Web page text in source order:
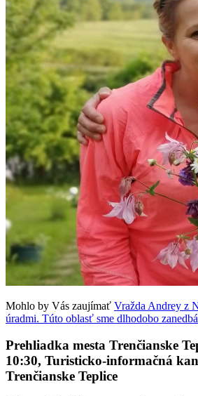
Mohlo by Vás zaujímať Vražda Andrey z
úradmi. Túto oblasť sme dlhodobo
Prehliadka mesta Trenčianske
10:30, Turisticko-informačná
Trenčianske Teplice